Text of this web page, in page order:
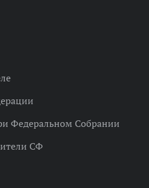
Федеральном Собрании
СФ